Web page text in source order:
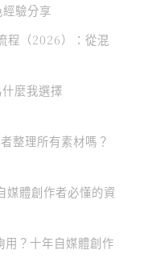
驗分享
程（2026）：從混
麼我選擇
整理所有素材嗎？
媒體創作者必懂的資
？十年自媒體創作